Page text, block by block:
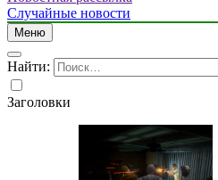
Случайные новости
Меню
Найти:
Заголовки